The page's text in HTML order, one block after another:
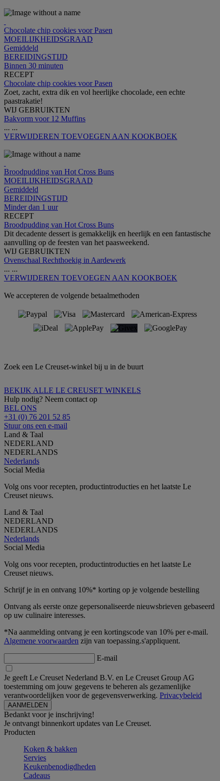
Chocolate chip cookies voor Pasen
MOEILIJKHEIDSGRAAD
Gemiddeld
BEREIDINGSTIJD
Binnen 30 minuten
RECEPT
Chocolate chip cookies voor Pasen
Zoet, zacht, extra dik en vol heerlijke chocolade, een echte
paastrakatie!
WIJ GEBRUIKTEN
Bakvorm voor 12 Muffins
... ...
VERWIJDEREN TOEVOEGEN AAN KOOKBOEK
Broodpudding van Hot Cross Buns
MOEILIJKHEIDSGRAAD
Gemiddeld
BEREIDINGSTIJD
Minder dan 1 uur
RECEPT
Broodpudding van Hot Cross Buns
Dit decadente dessert is gemakkelijk en heerlijk en een fantastische
aanvulling op de feesten van het paasweekend.
WIJ GEBRUIKTEN
Ovenschaal Rechthoekig in Aardewerk
... ...
VERWIJDEREN TOEVOEGEN AAN KOOKBOEK
We accepteren de volgende betaalmethoden
Zoek een Le Creuset-winkel bij u in de buurt
BEKIJK ALLE LE CREUSET WINKELS
Hulp nodig? Neem contact op
BEL ONS
+31 (0) 76 201 52 85
Stuur ons een e-mail
Land & Taal
NEDERLAND
NEDERLANDS
Nederlands
Social Media
Volg ons voor recepten, productintroducties en het laatste Le
Creuset nieuws.
Land & Taal
NEDERLAND
NEDERLANDS
Nederlands
Social Media
Volg ons voor recepten, productintroducties en het laatste Le
Creuset nieuws.
Schrijf je in en ontvang 10%* korting op je volgende bestelling
Ontvang als eerste onze gepersonaliseerde nieuwsbrieven gebaseerd
op uw culinaire interesses.
*Na aanmelding ontvang je een kortingscode van 10% per e-mail.
Algemene voorwaarden zijn van toepassing.s'appliquent.
E-mail
Je geeft Le Creuset Nederland B.V. en Le Creuset Group AG
toestemming om jouw gegevens te beheren als gezamenlijke
verantwoordelijken voor de gegevensverwerking. Privacybeleid
Bedankt voor je inschrijving!
Je ontvangt binnenkort updates van Le Creuset.
Producten
Koken & bakken
Servies
Keukenbenodigdheden
Cadeaus